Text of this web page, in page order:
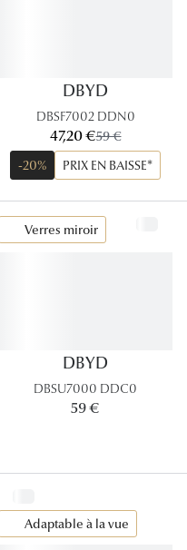
DBYD
DBSF7002 DDN0
maintenant:
47,20 €ancien prix:
59 €
-20%
PRIX EN BAISSE*
Verres miroir
DBYD
DBSU7000 DDC0
59 €
Adaptable à la vue